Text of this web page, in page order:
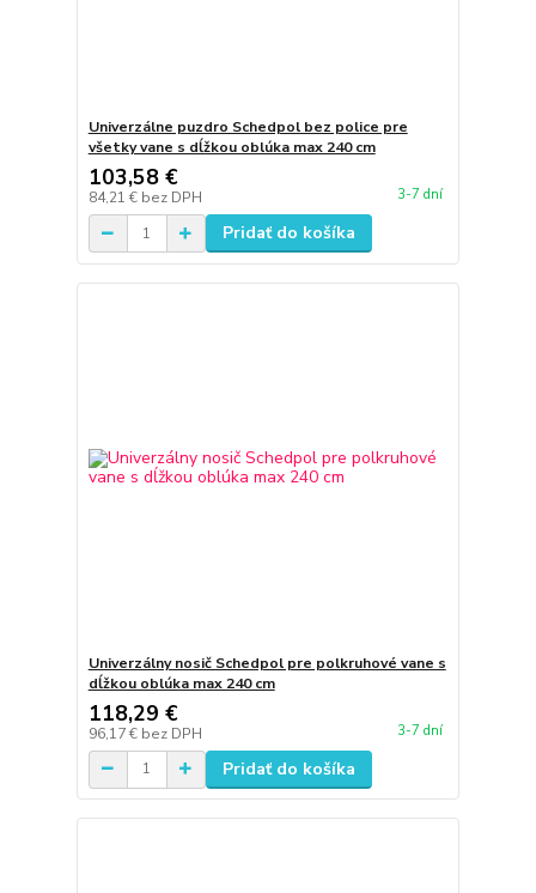
Univerzálne puzdro Schedpol bez police pre
všetky vane s dĺžkou oblúka max 240 cm
103,58 €
84,21 € bez DPH 3-7 dní
Pridať do košíka
Univerzálny nosič Schedpol pre polkruhové vane s
dĺžkou oblúka max 240 cm
118,29 €
96,17 € bez DPH 3-7 dní
Pridať do košíka